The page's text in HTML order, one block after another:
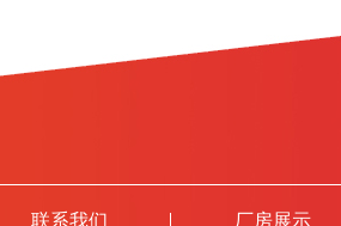
联系我们 厂房展示